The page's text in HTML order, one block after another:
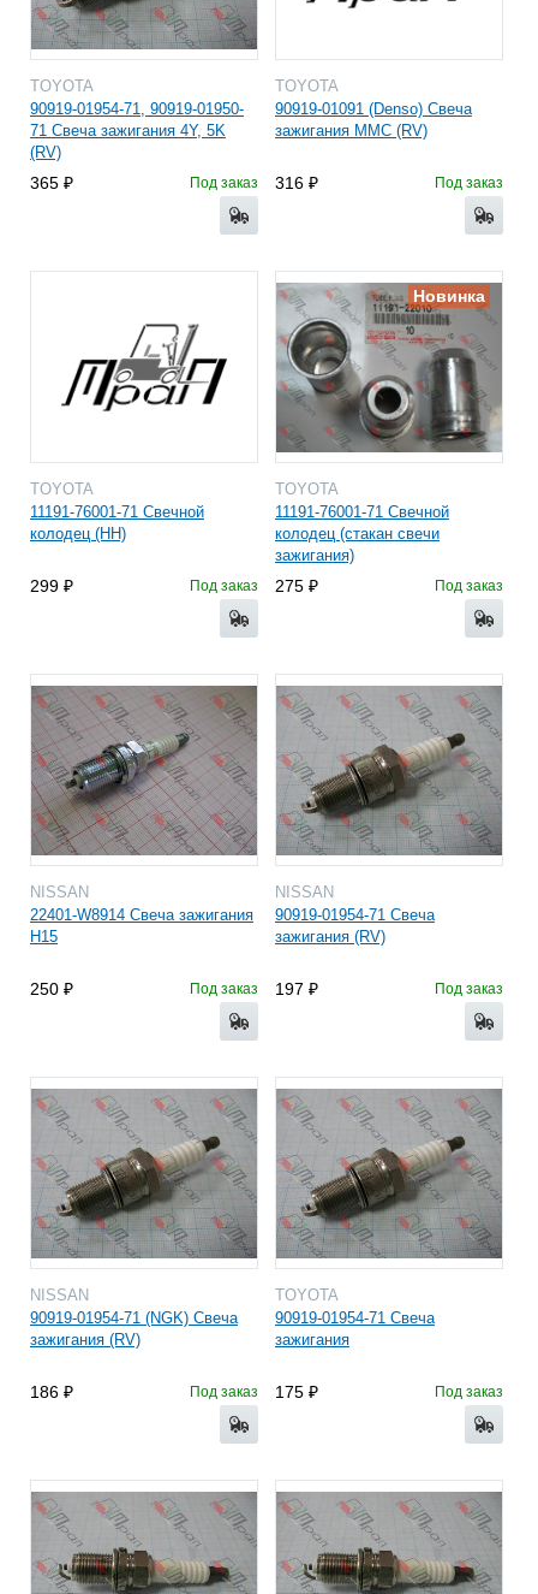
TOYOTA
90919-01954-71, 90919-01950-
71 Свеча зажигания 4Y, 5K
(RV)
365 Под заказ
TOYOTA
90919-01091 (Denso) Свеча
зажигания ММС (RV)
316 Под заказ
TOYOTA
11191-76001-71 Свечной
колодец (HH)
299 Под заказ
Новинка
TOYOTA
11191-76001-71 Свечной
колодец (стакан свечи
зажигания)
275 Под заказ
NISSAN
22401-W8914 Свеча зажигания
H15
250 Под заказ
NISSAN
90919-01954-71 Свеча
зажигания (RV)
197 Под заказ
NISSAN
90919-01954-71 (NGK) Свеча
зажигания (RV)
186 Под заказ
TOYOTA
90919-01954-71 Свеча
зажигания
175 Под заказ